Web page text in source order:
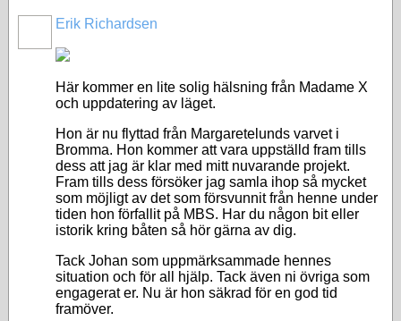
Erik Richardsen
Här kommer en lite solig hälsning från Madame X
och uppdatering av läget.
Hon är nu flyttad från Margaretelunds varvet i
Bromma. Hon kommer att vara uppställd fram tills
dess att jag är klar med mitt nuvarande projekt.
Fram tills dess försöker jag samla ihop så mycket
som möjligt av det som försvunnit från henne under
tiden hon förfallit på MBS. Har du någon bit eller
istorik kring båten så hör gärna av dig.
Tack Johan som uppmärksammade hennes
situation och för all hjälp. Tack även ni övriga som
engagerat er. Nu är hon säkrad för en god tid
framöver.